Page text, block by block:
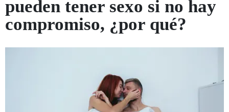
pueden tener sexo si no hay
compromiso, ¿por qué?